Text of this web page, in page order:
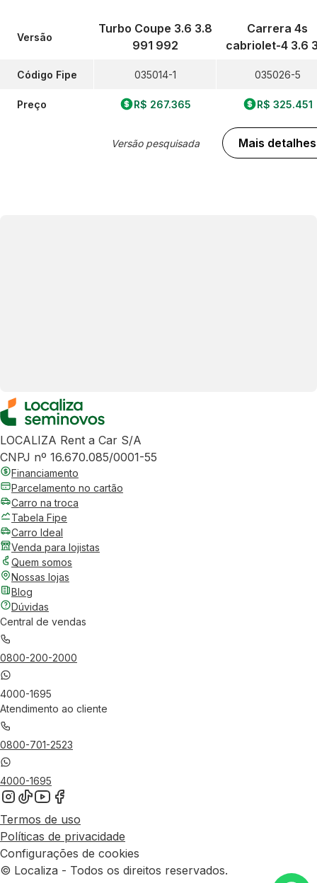
Versão
Código Fipe
Preço
Turbo Coupe 3.6 3.8
991 992
035014-1
R$ 267.365
Versão pesquisada
Carrera 4s
cabriolet-4 3.6
035026-5
R$ 325.451
Mais detalhes
LOCALIZA Rent a Car S/A
CNPJ nº 16.670.085/0001-55
Financiamento
Parcelamento no cartão
Carro na troca
Tabela Fipe
Carro Ideal
Venda para lojistas
Quem somos
Nossas lojas
Blog
Dúvidas
Central de vendas
0800-200-2000
4000-1695
Atendimento ao cliente
0800-701-2523
4000-1695
Termos de uso
Políticas de privacidade
Configurações de cookies
© Localiza - Todos os direitos reservados.